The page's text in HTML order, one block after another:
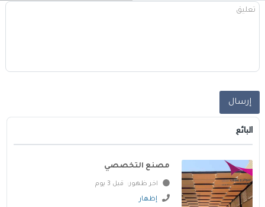
إرسال
البائع
مصنع التخصصي
اخر ظهور: قبل 3 يوم
إظهار